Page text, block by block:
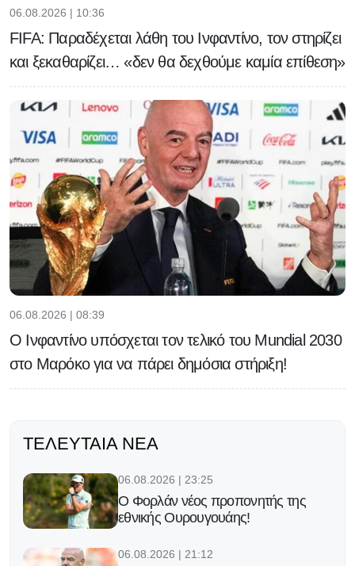
06.08.2026 | 10:36
FIFA: Παραδέχεται λάθη του Ινφαντίνο, τον στηρίζει
και ξεκαθαρίζει… «δεν θα δεχθούμε καμία επίθεση»
06.08.2026 | 08:39
Ο Ινφαντίνο υπόσχεται τον τελικό του Μundial 2030
στο Μαρόκο για να πάρει δημόσια στήριξη!
ΤΕΛΕΥΤΑΊΑ ΝΈΑ
06.08.2026 | 23:25
Ο Φορλάν νέος προπονητής της
εθνικής Ουρουγουάης!
06.08.2026 | 21:12